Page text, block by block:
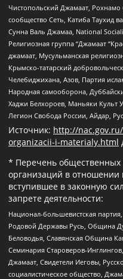
Чистопольский Джамаат, Рохнамо
сообщество Сеть, Катиба Таухид
Сунна Валь Джамаа, National
Религиозная группа “Джамаат
джамаат, Мусульманская
Крымско-татарский
Челебиджихана, Азов, Партия
Народная самооборона,
Хаджи Белхороев, Маньяки Культ
Легион Свобода России, Айдар,
Источник: http://
organizacii-i-materialy.html
* Перечень
организаций в отношении
вступившее в законную
запрете деятельности:
Национал-большевистская
Родовой Державы Русь, Община
Беловодья, Славянская Община
Семинария Староверов-
Джамаат, Свидетели Иеговы,
социалистическое общество,